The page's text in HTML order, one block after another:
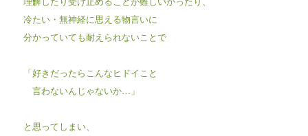
冷たい・無神経に思える物言いに
分かっていても耐えられないことで
「好きだったらこんなヒドイこと
言わないんじゃないか…」
と思ってしまい、